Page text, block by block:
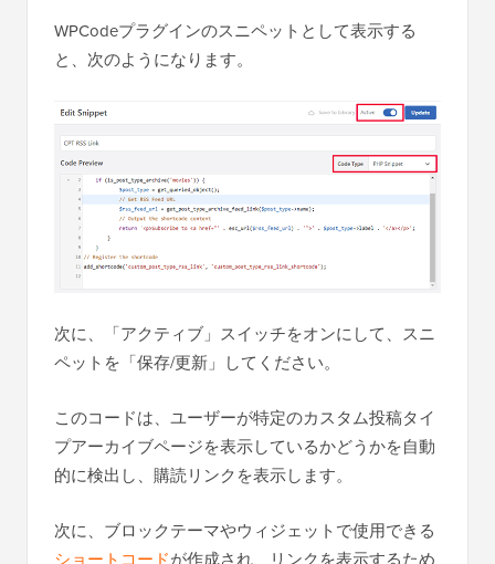
WPCodeプラグインのスニペットとして表示する
と、次のようになります。
次に、「アクティブ」スイッチをオンにして、スニ
ペットを「保存/更新」してください。
このコードは、ユーザーが特定のカスタム投稿タイ
プアーカイブページを表示しているかどうかを自動
的に検出し、購読リンクを表示します。
次に、ブロックテーマやウィジェットで使用できる